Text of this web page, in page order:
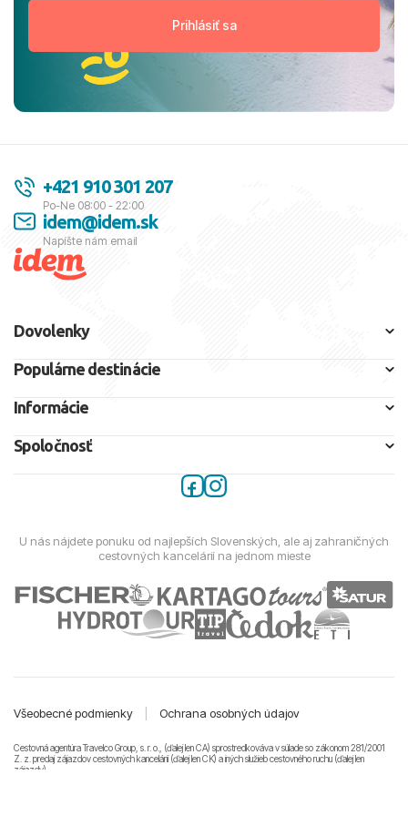
+421 910 301 207
Po-Ne 08:00 - 22:00
idem@idem.sk
Napíšte nám email
Dovolenky
Populárne destinácie
Informácie
Spoločnosť
U nás nájdete ponuku od najlepších Slovenských, ale aj zahraničných
cestovných kancelárií na jednom mieste
Všeobecné podmienky Ochrana osobných údajov
Cestovná agentúra Travelco Group, s. r. o., (ďalej len CA) sprostredkováva v súlade so zákonom 281/2001
Z. z. predaj zájazdov cestovných kancelárii (ďalej len CK) a iných služieb cestovného ruchu (ďalej len
zájazdy).